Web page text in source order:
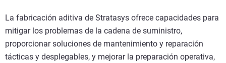
La fabricación aditiva de Stratasys ofrece capacidades para
mitigar los problemas de la cadena de suministro,
proporcionar soluciones de mantenimiento y reparación
tácticas y desplegables, y mejorar la preparación operativa,